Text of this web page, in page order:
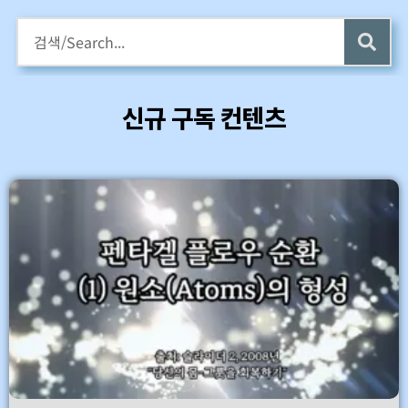
구독회원용 전자책 증정
카멜롯 인터뷰 Part 1 (4 ~6) 업데이트 (7/24)
바로가기
신규 구독 컨텐츠